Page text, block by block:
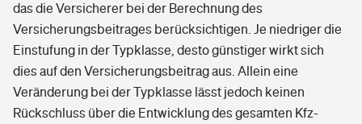
das die Versicherer bei der Berechnung des
Versicherungsbeitrages berücksichtigen. Je niedriger die
Einstufung in der Typklasse, desto günstiger wirkt sich
dies auf den Versicherungsbeitrag aus. Allein eine
Veränderung bei der Typklasse lässt jedoch keinen
Rückschluss über die Entwicklung des gesamten Kfz-